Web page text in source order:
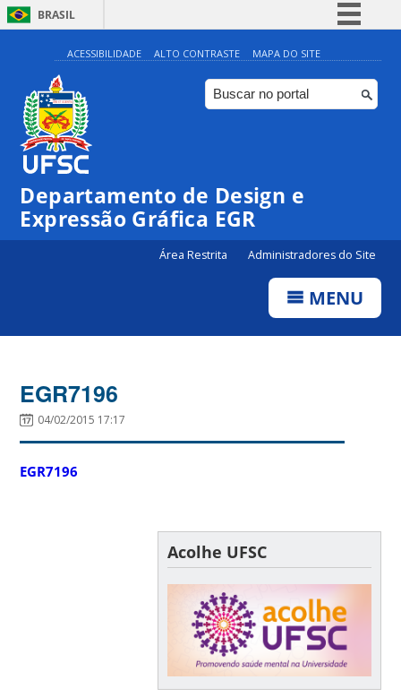
BRASIL
Simplifique!
Comunica BR
Participe
Canais
ACESSIBILIDADE ALTO CONTRASTE MAPA DO SITE
Departamento de Design e
Expressão Gráfica EGR
Área Restrita Administradores do Site
MENU
EGR7196
04/02/2015 17:17
EGR7196
Acolhe UFSC